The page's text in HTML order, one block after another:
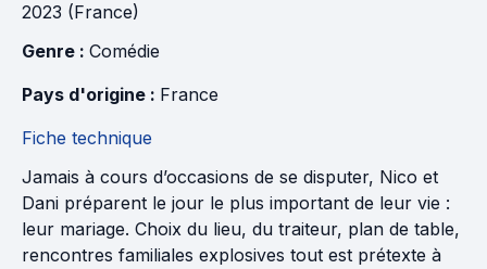
2023 (France)
Genre : Comédie
Pays d'origine : France
Fiche technique
Jamais à cours d’occasions de se disputer, Nico et
Dani préparent le jour le plus important de leur vie :
leur mariage. Choix du lieu, du traiteur, plan de table,
rencontres familiales explosives tout est prétexte à